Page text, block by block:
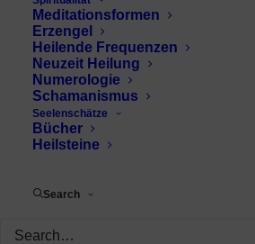
Meditationsformen
Erzengel
Heilende Frequenzen
Neuzeit Heilung
Numerologie
Schamanismus
Seelenschätze
Bücher
Heilsteine
Search